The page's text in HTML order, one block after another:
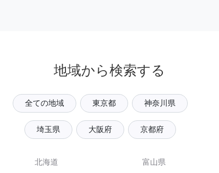
地域から検索する
全ての地域 東京都 神奈川県
埼玉県 大阪府 京都府
北海道
富山県